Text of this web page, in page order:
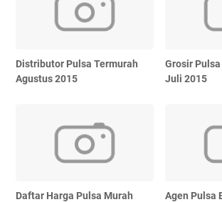
Distributor Pulsa Termurah
Agustus 2015
Grosir
Juli 2015
Daftar Harga Pulsa Murah
Agen Pulsa